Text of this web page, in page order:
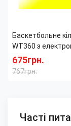
Баскетбольне
WT360 з
табло, світлом і
39×28 см, м'яч
675грн.
767грн.
Часті